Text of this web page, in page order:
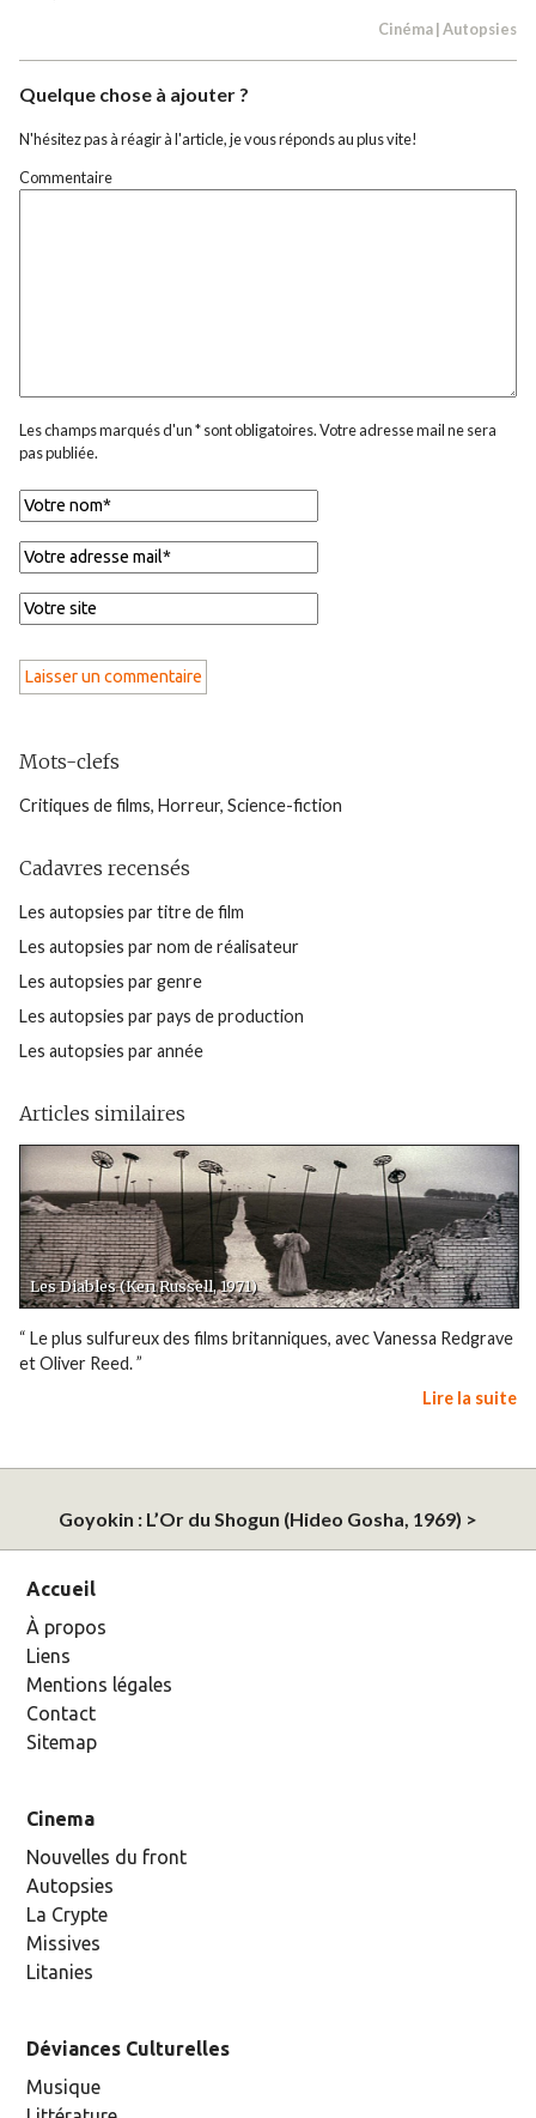
Cinéma|Autopsies
Quelque chose à ajouter ?
N'hésitez pas à réagir à l'article, je vous réponds au plus vite!
Commentaire
Les champs marqués d'un * sont obligatoires. Votre adresse mail ne sera
pas publiée.
Mots-clefs
Critiques de films, Horreur, Science-fiction
Cadavres recensés
Les autopsies par titre de film
Les autopsies par nom de réalisateur
Les autopsies par genre
Les autopsies par pays de production
Les autopsies par année
Articles similaires
Les Diables (Ken Russell, 1971)
“ Le plus sulfureux des films britanniques, avec Vanessa Redgrave
et Oliver Reed. ”
Lire la suite
Goyokin : L’Or du Shogun (Hideo Gosha, 1969) >
Accueil
À propos
Liens
Mentions légales
Contact
Sitemap
Cinema
Nouvelles du front
Autopsies
La Crypte
Missives
Litanies
Déviances Culturelles
Musique